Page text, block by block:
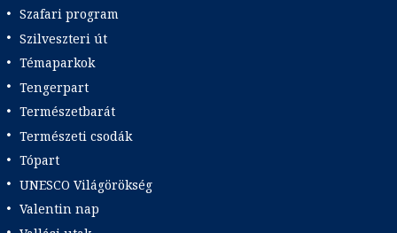
Szafari program
Szilveszteri út
Témaparkok
Tengerpart
Természetbarát
Természeti csodák
Tópart
UNESCO Világörökség
Valentin nap